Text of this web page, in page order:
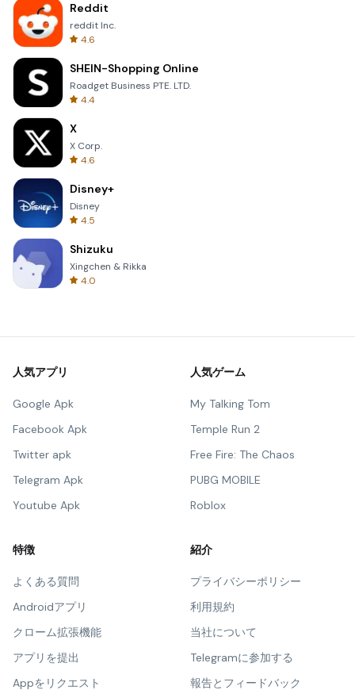
Reddit
reddit Inc.
4.6
SHEIN-Shopping Online
Roadget Business PTE. LTD.
4.4
X
X Corp.
4.6
Disney+
Disney
4.5
Shizuku
Xingchen & Rikka
4.0
人気アプリ
Google Apk
Facebook Apk
Twitter apk
Telegram Apk
Youtube Apk
人気ゲーム
My Talking Tom
Temple Run 2
Free Fire: The Chaos
PUBG MOBILE
Roblox
特徴
よくある質問
Androidアプリ
クローム拡張機能
アプリを提出
Appをリクエスト
紹介
プライバシーポリシー
利用規約
当社について
Telegramに参加する
報告とフィードバック